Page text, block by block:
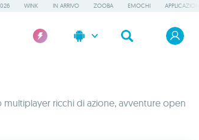
WINK IN ARRIVO ZOOBA EMOCHI
ricchi di azione, avventure open